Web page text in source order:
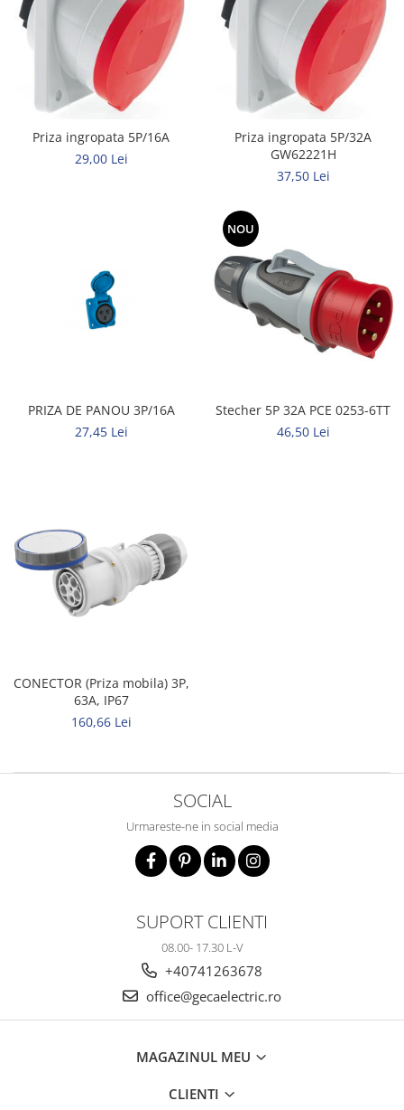
Priza ingropata 5P/16A
29,00 Lei
Priza ingropata 5P/32A
GW62221H
37,50 Lei
PRIZA DE PANOU 3P/16A
27,45 Lei
NOU
Stecher 5P 32A PCE 0253-6TT
46,50 Lei
CONECTOR (Priza mobila) 3P,
63A, IP67
160,66 Lei
SOCIAL
Urmareste-ne in social media
SUPORT CLIENTI
08.00- 17.30 L-V
+40741263678
office@gecaelectric.ro
MAGAZINUL MEU
CLIENTI